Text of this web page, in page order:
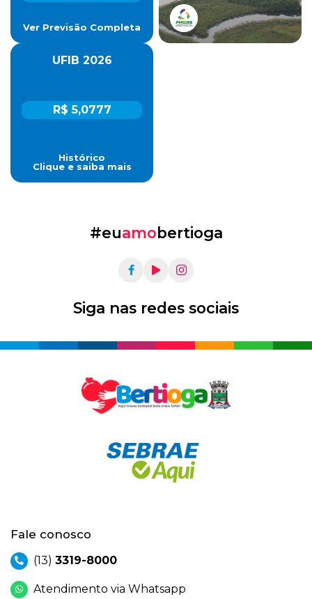
Ver Previsão Completa
UFIB 2026
R$ 5,0777
Histórico
Clique e saiba mais
#euamobertioga
Siga nas redes sociais
Fale conosco
(13) 3319-8000
Atendimento via Whatsapp